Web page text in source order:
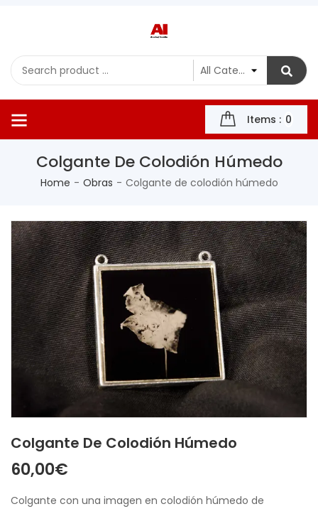
Items : 0
Colgante De Colodión Húmedo
Home Obras Colgante de colodión húmedo
Colgante De Colodión Húmedo
60,00€
Colgante con una imagen en colodión húmedo de